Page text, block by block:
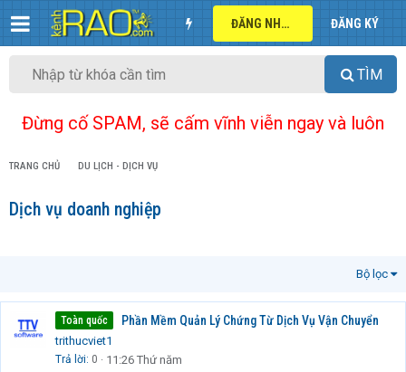
ĐĂNG NHẬP ĐĂNG KÝ
TÌM
Đừng cố SPAM, sẽ cấm vĩnh viễn ngay và luôn
TRANG CHỦ DU LỊCH - DỊCH VỤ
Dịch vụ doanh nghiệp
Bộ lọc
Toàn quốc Phần Mềm Quản Lý Chứng Từ Dịch Vụ Vận Chuyển
trithucviet1
Trả lời 0 11:26 Thứ năm